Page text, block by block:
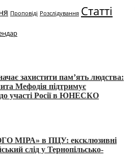
Проповіді Розслідування Статті
захистити пам’ять людства:
Мефодія підтримує
участі Росії в ЮНЕСКО
в ПЦУ: ексклюзивні
слід у Тернопільсько-